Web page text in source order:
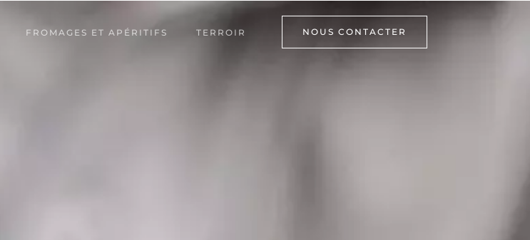
FROMAGES ET APÉRITIFS TERROIR NOUS CONTACTER